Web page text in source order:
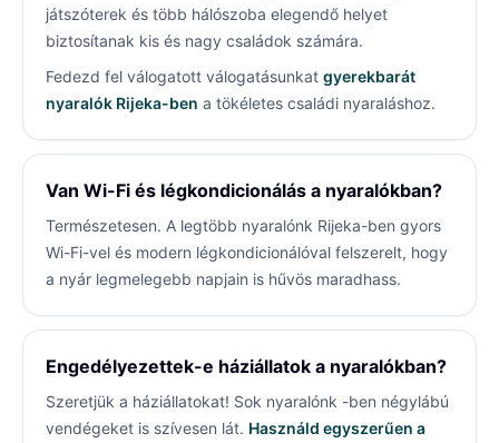
játszóterek és több hálószoba elegendő helyet
biztosítanak kis és nagy családok számára.
Fedezd fel válogatott válogatásunkat gyerekbarát
nyaralók Rijeka-ben a tökéletes családi nyaraláshoz.
Van Wi-Fi és légkondicionálás a nyaralókban?
Természetesen. A legtöbb nyaralónk Rijeka-ben gyors
Wi-Fi-vel és modern légkondicionálóval felszerelt, hogy
a nyár legmelegebb napjain is hűvös maradhass.
Engedélyezettek-e háziállatok a nyaralókban?
Szeretjük a háziállatokat! Sok nyaralónk -ben négylábú
vendégeket is szívesen lát. Használd egyszerűen a